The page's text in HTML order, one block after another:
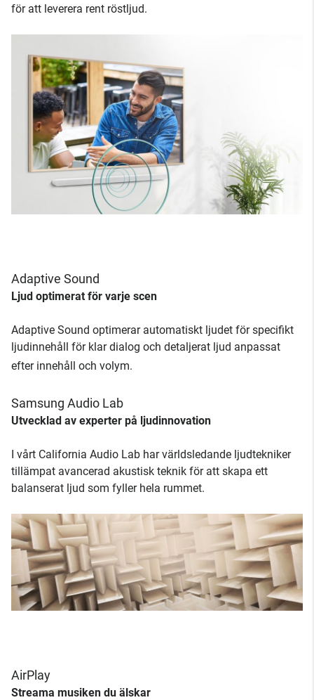
för att leverera rent röstljud.
Adaptive Sound
Ljud optimerat för varje scen
Adaptive Sound optimerar automatiskt ljudet för specifikt
ljudinnehåll för klar dialog och detaljerat ljud anpassat
efter innehåll och volym.
Samsung Audio Lab
Utvecklad av experter på ljudinnovation
I vårt California Audio Lab har världsledande ljudtekniker
tillämpat avancerad akustisk teknik för att skapa ett
balanserat ljud som fyller hela rummet.
AirPlay
Streama musiken du älskar